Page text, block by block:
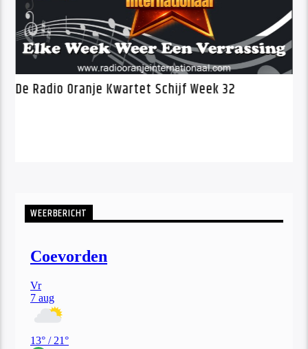
De Radio Oranje Kwartet Schijf Week 32
WEERBERICHT